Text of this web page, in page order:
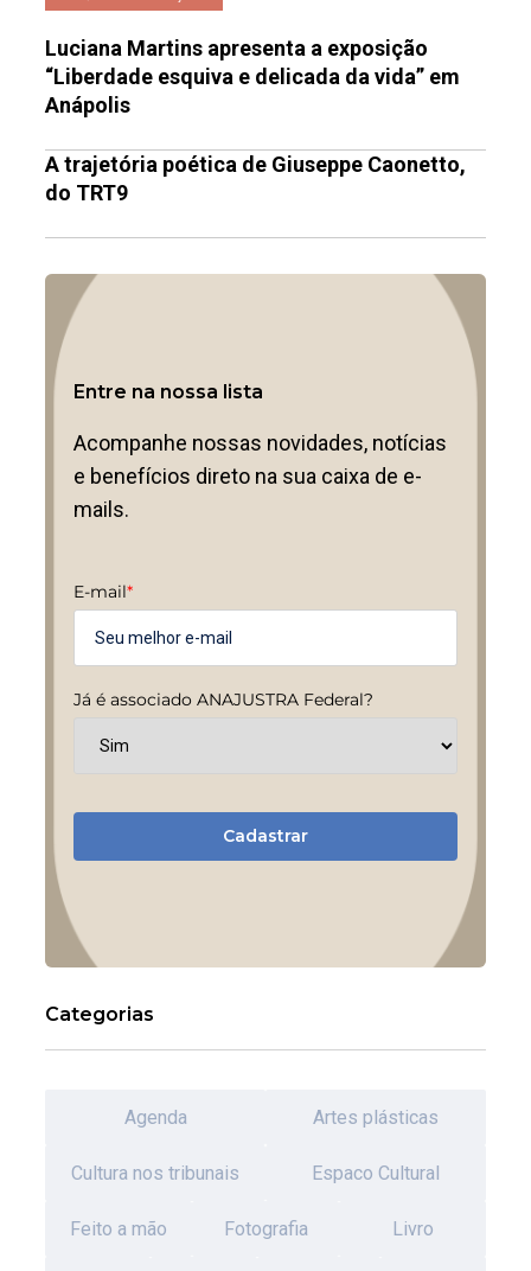
Luciana Martins apresenta a exposição
“Liberdade esquiva e delicada da vida” em
Anápolis
A trajetória poética de Giuseppe Caonetto,
do TRT9
Entre na nossa lista
Acompanhe nossas novidades, notícias
e benefícios direto na sua caixa de e-
mails.
E-mail*
Já é associado ANAJUSTRA Federal?
Cadastrar
Categorias
Agenda Artes plásticas
Cultura nos tribunais Espaco Cultural
Feito a mão Fotografia Livro